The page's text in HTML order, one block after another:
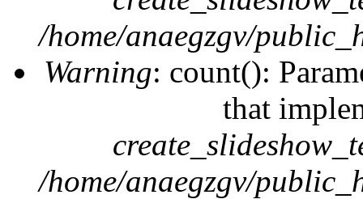
/home/anaegzgv/
Warning: count():
that
/home/anaegzgv/